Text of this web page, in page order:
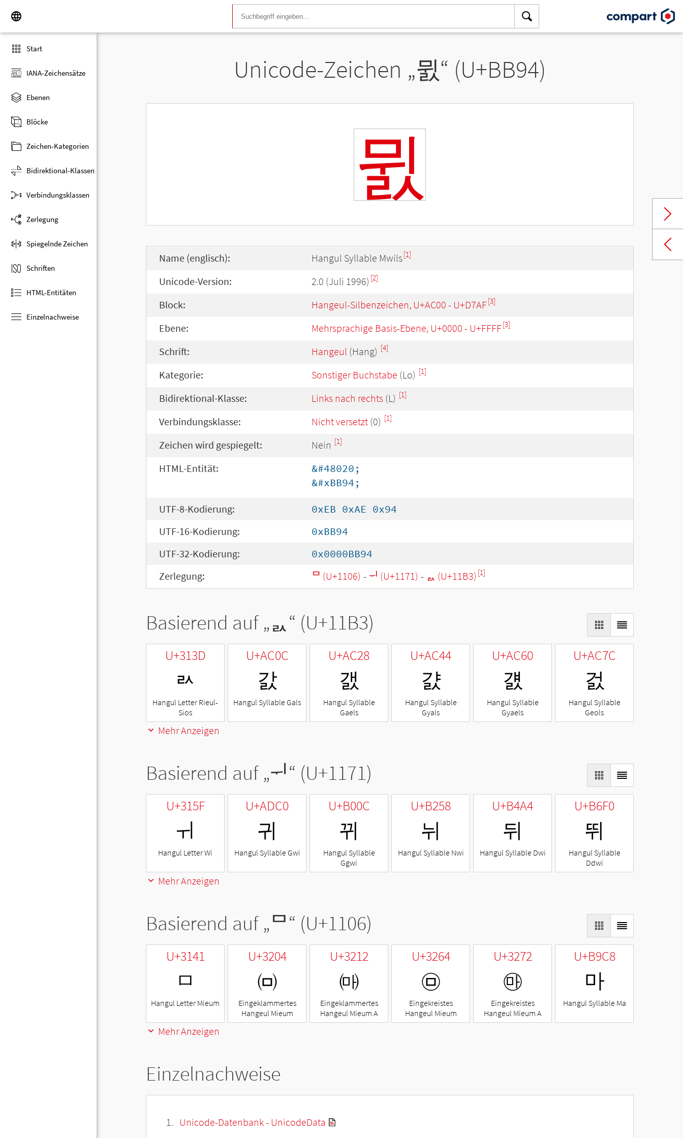
Start
IANA-Zeichensätze
Ebenen
Blöcke
Zeichen-Kategorien
Bidirektional-Klassen
Verbindungsklassen
Zerlegung
Spiegelnde Zeichen
Schriften
HTML-Entitäten
Einzelnachweise
Unicode-Zeichen „뮔“ (U+BB94)
뮔
Name (englisch): Hangul Syllable Mwils[1]
Unicode-Version: 2.0 (Juli 1996) [2]
Block: Hangeul-Silbenzeichen, U+AC00 - U+D7AF[3]
Ebene: Mehrsprachige Basis-Ebene, U+0000 - U+FFFF[3]
Schrift: Hangeul (Hang) [4]
Kategorie: Sonstiger Buchstabe (Lo) [1]
Bidirektional-Klasse: Links nach rechts (L) [1]
Verbindungsklasse: Nicht versetzt (0) [1]
Zeichen wird gespiegelt: Nein [1]
HTML-Entität:
&#48020;
&#xBB94;
UTF-8-Kodierung:
0xEB 0xAE 0x94
UTF-16-Kodierung:
0xBB94
UTF-32-Kodierung:
0x0000BB94
Zerlegung:
ᄆ (U+1106) - ᅱ (U+1171) - ᆳ (U+11B3) [1]
Basierend auf „ᆳ“ (U+11B3)
U+313D
ㄽ
Hangul Letter Rieul-
Sios
U+AC0C
갌
Hangul Syllable Gals
U+AC28
갨
Hangul Syllable
Gaels
U+AC44
걄
Hangul Syllable
Gyals
U+AC60
걠
Hangul Syllable
Gyaels
U+AC7C
걼
Hangul Syllable
Geols
Mehr Anzeigen
Basierend auf „ᅱ“ (U+1171)
U+315F
ㅟ
Hangul Letter Wi
U+ADC0
귀
Hangul Syllable Gwi
U+B00C
뀌
Hangul Syllable
Ggwi
U+B258
뉘
Hangul Syllable Nwi
U+B4A4
뒤
Hangul Syllable Dwi
U+B6F0
뛰
Hangul Syllable
Ddwi
Mehr Anzeigen
Basierend auf „ᄆ“ (U+1106)
U+3141
ㅁ
Hangul Letter Mieum
U+3204
㈄
Eingeklammertes
Hangeul Mieum
U+3212
㈒
Eingeklammertes
Hangeul Mieum A
U+3264
㉤
Eingekreistes
Hangeul Mieum
U+3272
㉲
Eingekreistes
Hangeul Mieum A
U+B9C8
마
Hangul Syllable Ma
Mehr Anzeigen
Einzelnachweise
Unicode-Datenbank - UnicodeData